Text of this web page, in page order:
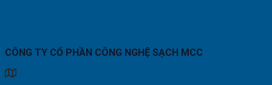
CÔNG TY CỔ PHẦN CÔNG NGHỆ SẠCH MCC